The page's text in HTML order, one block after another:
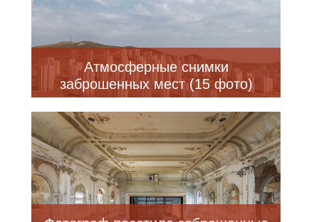
Атмосферные снимки
заброшенных мест (15 фото)